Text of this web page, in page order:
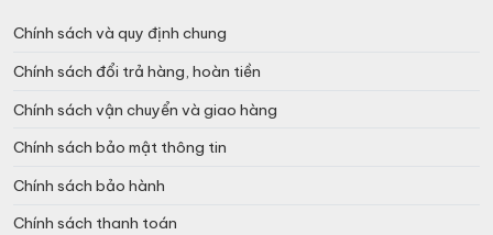
Chính sách và quy định chung
Chính sách đổi trả hàng, hoàn tiền
Chính sách vận chuyển và giao hàng
Chính sách bảo mật thông tin
Chính sách bảo hành
Chính sách thanh toán